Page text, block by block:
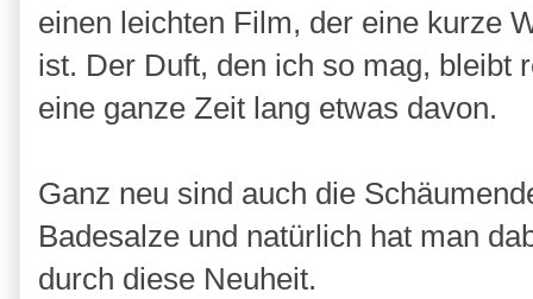
einen leichten Film, der eine kurze
ist. Der Duft, den ich so mag, bleibt
eine ganze Zeit lang etwas davon.
Ganz neu sind auch die
Badesalze und natürlich hat man
durch diese Neuheit.